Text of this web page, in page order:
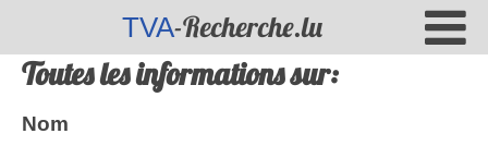
TVA-Recherche.lu
Toutes les informations sur:
Nom